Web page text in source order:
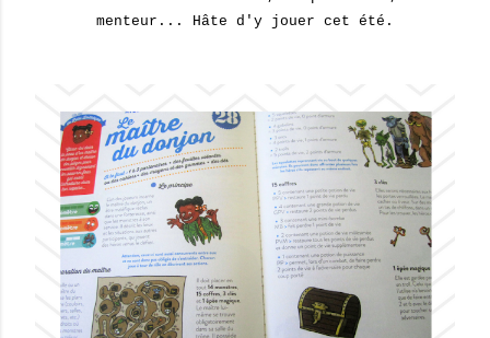
menteur... Hâte d'y jouer cet été.